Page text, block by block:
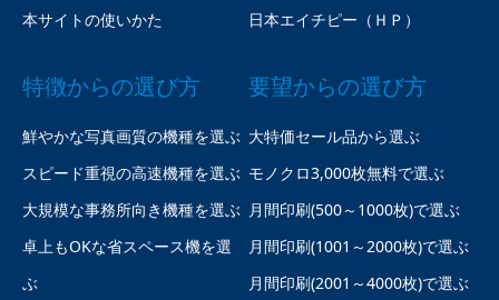
本サイトの使いかた
日本エイチピー（ＨＰ）
特徴からの選び方
鮮やかな写真画質の機種を選ぶ
スピード重視の高速機種を選ぶ
大規模な事務所向き機種を選ぶ
卓上もOKな省スペース機を選
ぶ
要望からの選び方
大特価セール品から選ぶ
モノクロ3,000枚無料で選ぶ
月間印刷(500～1000枚)で選ぶ
月間印刷(1001～2000枚)で選ぶ
月間印刷(2001～4000枚)で選ぶ